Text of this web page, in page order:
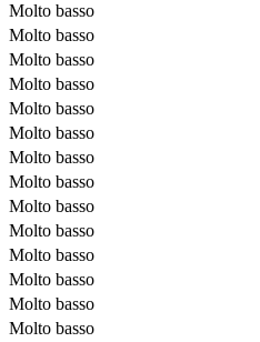
Molto basso
Molto basso
Molto basso
Molto basso
Molto basso
Molto basso
Molto basso
Molto basso
Molto basso
Molto basso
Molto basso
Molto basso
Molto basso
Molto basso